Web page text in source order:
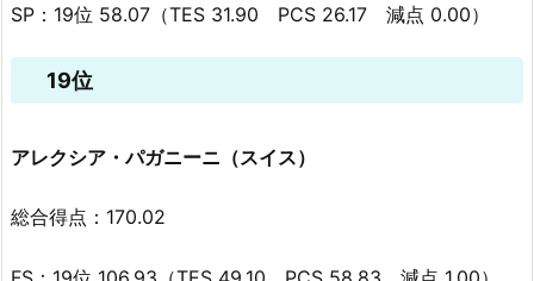
SP：19位 58.07（TES 31.90 PCS 26.17 減点 0.00）
19位
アレクシア・パガニーニ（スイス）
総合得点：170.02